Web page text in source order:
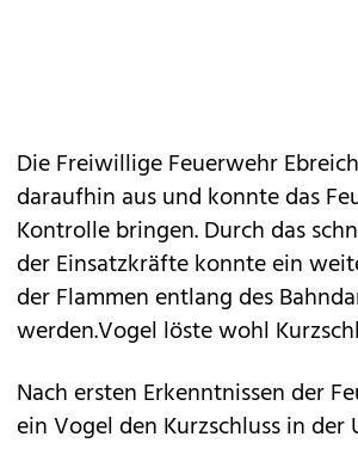
Die Freiwillige Feuerwehr
daraufhin aus und konnte das
Kontrolle bringen. Durch das
der Einsatzkräfte konnte ein
der Flammen entlang des
werden.Vogel löste wohl
Nach ersten Erkenntnissen der
ein Vogel den Kurzschluss in der